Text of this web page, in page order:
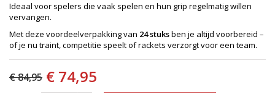
Ideaal voor spelers die vaak spelen en hun grip regelmatig willen
vervangen.
Met deze voordeelverpakking van 24 stuksben je altijd voorbereid –
of je nu traint, competitie speelt of rackets verzorgt voor een team.
€ 84,95 € 74,95